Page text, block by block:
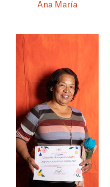
Ana María